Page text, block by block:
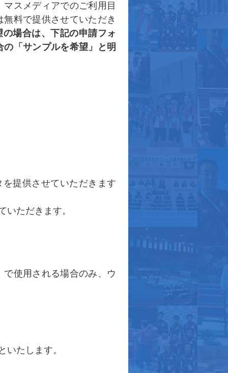
スメディアでのご利用目
料で提供させていただき
場合は、下記の申請フォ
「サンプルを希望」と明
提供させていただきます
ただきます。
使用される場合のみ、ウ
たします。